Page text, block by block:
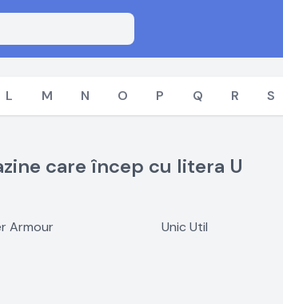
L M N O P Q R S
care încep cu litera U
Armour Unic Util